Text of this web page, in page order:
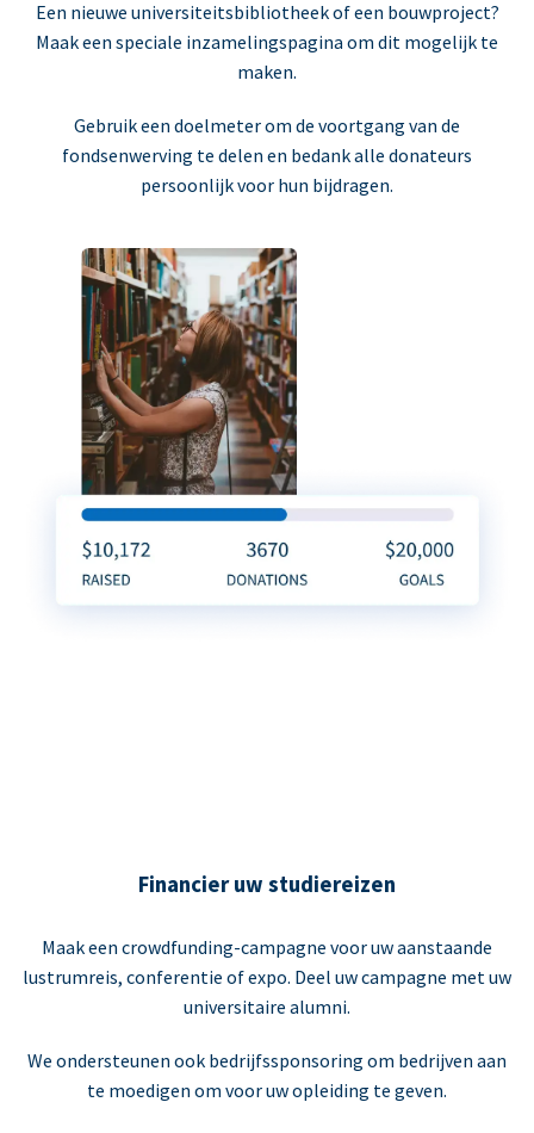
Een nieuwe universiteitsbibliotheek of een bouwproject?
Maak een speciale inzamelingspagina om dit mogelijk te
maken.
Gebruik een doelmeter om de voortgang van de
fondsenwerving te delen en bedank alle donateurs
persoonlijk voor hun bijdragen.
Financier uw studiereizen
Maak een crowdfunding-campagne voor uw aanstaande
lustrumreis, conferentie of expo. Deel uw campagne met uw
universitaire alumni.
We ondersteunen ook bedrijfssponsoring om bedrijven aan
te moedigen om voor uw opleiding te geven.